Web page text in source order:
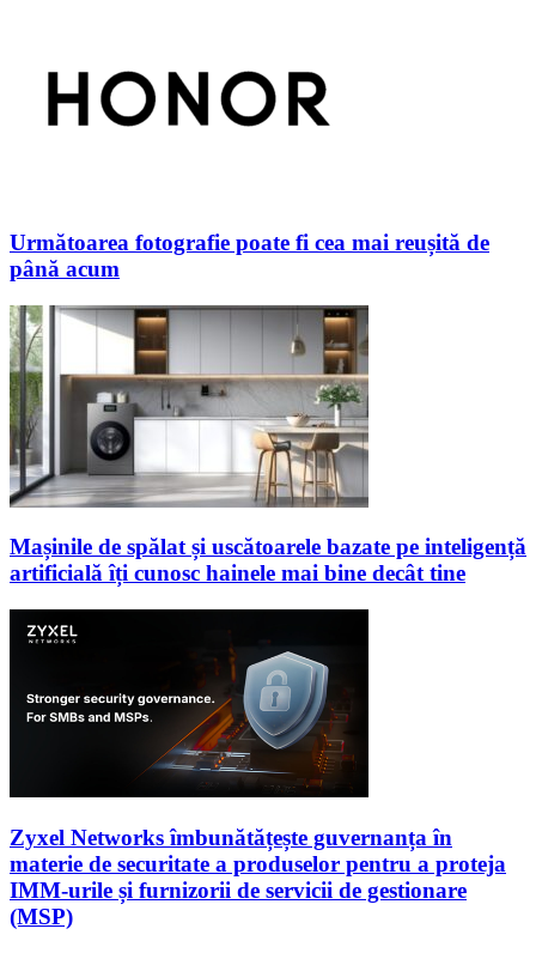
Următoarea fotografie poate fi cea mai reușită de
până acum
Mașinile de spălat și uscătoarele bazate pe inteligență
artificială îți cunosc hainele mai bine decât tine
Zyxel Networks îmbunătățește guvernanța în
materie de securitate a produselor pentru a proteja
IMM-urile și furnizorii de servicii de gestionare
(MSP)